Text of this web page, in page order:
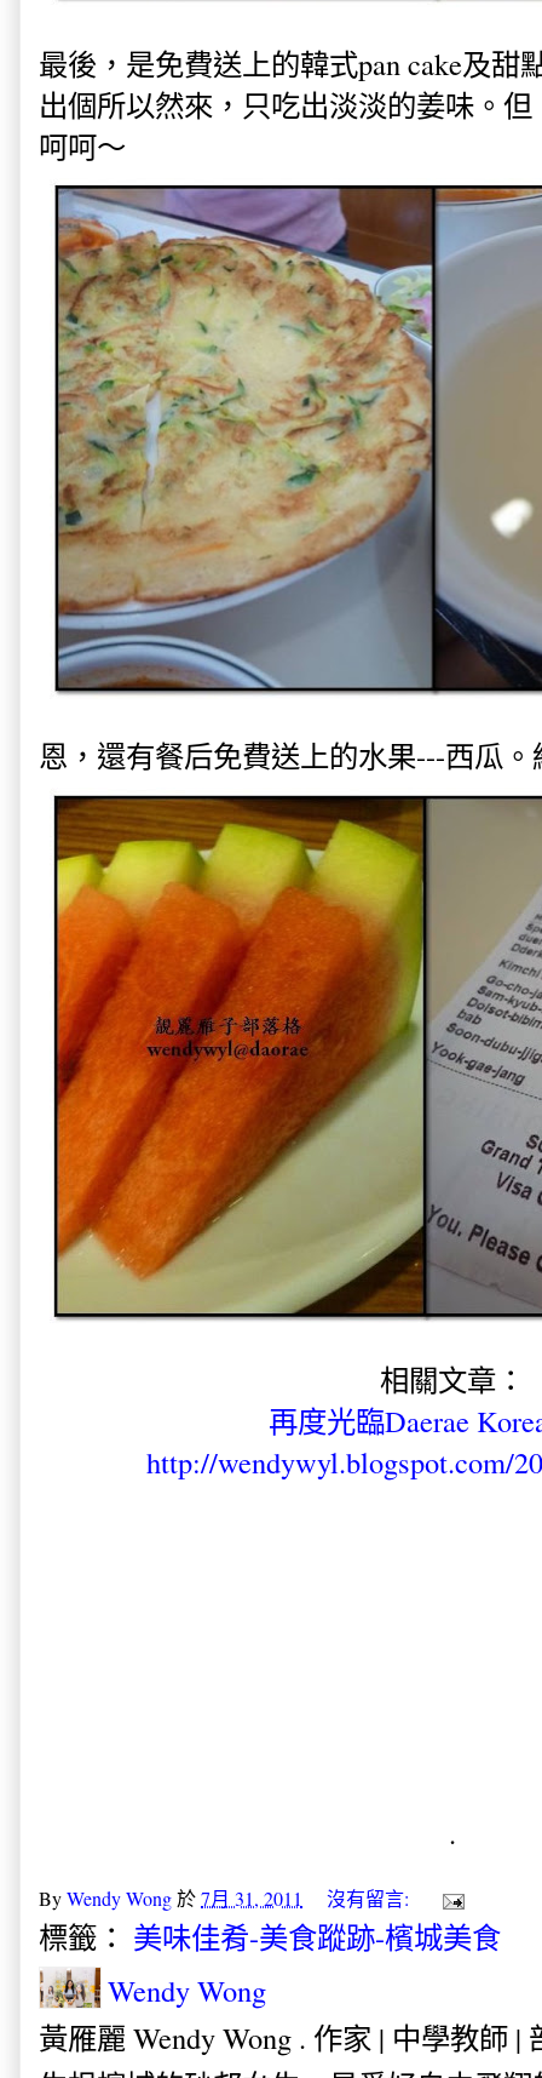
最後，是免費送上的韓式pan cake及甜
出個所以然來，只吃出淡淡的姜味。
呵呵～
恩，還有餐后免費送上的水果---西瓜。
相關文章：
再度光臨Daerae
http://wendywyl.blogspot.com/
.
ByWendy Wong於7月 31, 2011 沒有留言:
標籤： 美味佳肴-美食蹤跡-檳城美食
Wendy Wong
黃雁麗 Wendy Wong . 作家 | 中學教師 |